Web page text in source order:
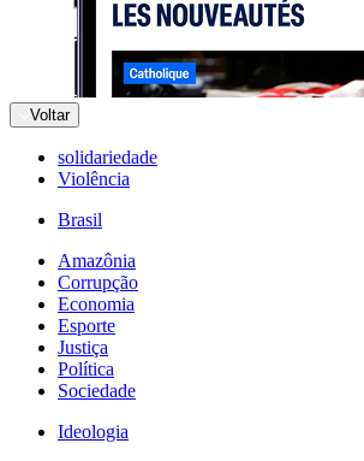
Voltar
solidariedade
Violência
Brasil
Amazônia
Corrupção
Economia
Esporte
Justiça
Política
Sociedade
Ideologia